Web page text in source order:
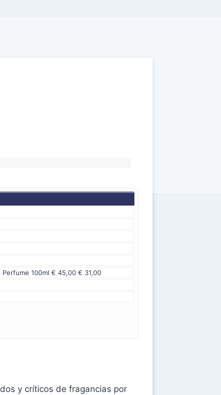
100ml € 45,00 € 31,00
y críticos de fragancias por